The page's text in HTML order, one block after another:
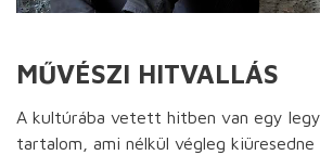
MŰVÉSZI HITVALLÁS
A kultúrába vetett hitben van egy
tartalom, ami nélkül végleg